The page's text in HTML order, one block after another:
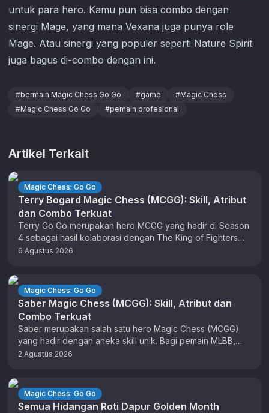
untuk para hero. Kamu pun bisa combo dengan
sinergi Mage, yang mana Vexana juga punya role
Mage. Atau sinergi yang populer seperti Nature Spirit
juga bagus di-combo dengan ini.
#bermain Magic Chess Go Go #game #Magic Chess
#Magic Chess Go Go #pemain profesional
Artikel Terkait
Magic Chess: Go Go
Terry Bogard Magic Chess (MCGG): Skill, Atribut
dan Combo Terkuat
Terry Go Go merupakan hero MCGG yang hadir di Season
4 sebagai hasil kolaborasi dengan The King of Fighters
(KOF). …
6 Agustus 2026
Magic Chess: Go Go
Saber Magic Chess (MCGG): Skill, Atribut dan
Combo Terkuat
Saber merupakan salah satu hero Magic Chess (MCGG)
yang hadir dengan aneka skill unik. Bagi pemain MLBB,
anda sudah tidak …
2 Agustus 2026
Magic Chess: Go Go
Semua Hidangan Roti Dapur Golden Month